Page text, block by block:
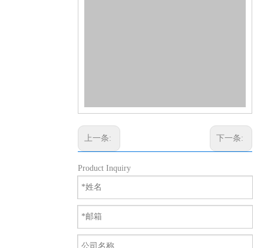
上一条: 下一条:
Product Inquiry